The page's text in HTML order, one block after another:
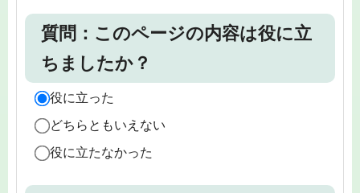
質問：このページの内容は役に立
ちましたか？
役に立った
どちらともいえない
役に立たなかった